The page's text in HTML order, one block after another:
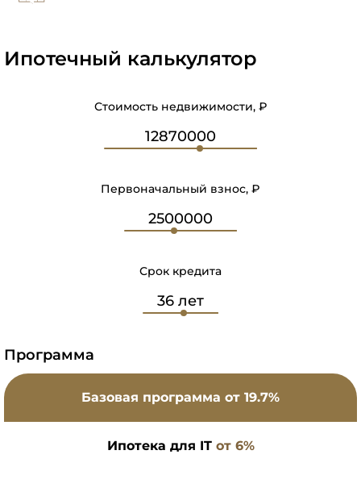
Ипотечный калькулятор
Стоимость недвижимости, ₽
Первоначальный взнос, ₽
Срок кредита
Программа
Базовая программа от 19.7%
Ипотека для IT от 6%